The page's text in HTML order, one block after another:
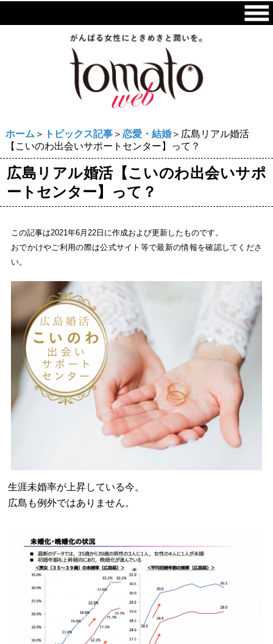
ホーム ＞ トピックス記事＞ 恋愛・結婚＞広島リアル婚活
【こいのわ出会いサポートセンター】って？
広島リアル婚活【こいのわ出会いサポ
ートセンター】って？
この記事は2021年6月22日に作成および更新したものです。
おでかけやご利用の際は公式サイト等で最新の情報を確認してくださ
い。
生涯未婚率が上昇している今。
広島も例外ではありません。